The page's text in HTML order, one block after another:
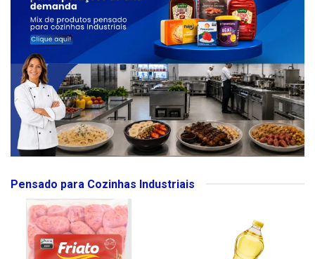
Pensado para Cozinhas Industriais